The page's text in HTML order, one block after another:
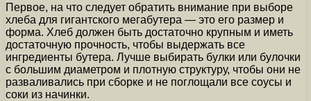
Первое, на что следует обратить внимание при выборе
хлеба для гигантского мегабутера — это его размер и
форма. Хлеб должен быть достаточно крупным и иметь
достаточную прочность, чтобы выдержать все
ингредиенты бутера. Лучше выбирать булки или булочки
с большим диаметром и плотную структуру, чтобы они не
разваливались при сборке и не поглощали все соусы и
соки из начинки.